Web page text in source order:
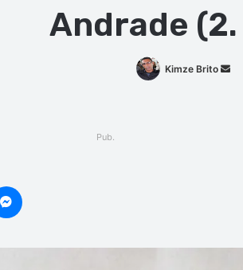
Andrade
Kimze Brito
Pub.